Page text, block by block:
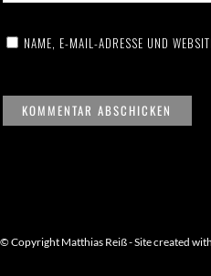
NAME, E-MAIL-ADRESSE UND
© Copyright Matthias Reiß - Site created